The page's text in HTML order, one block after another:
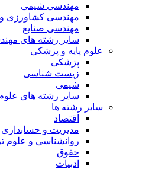
مهندسی شیمی
مهندسی کشاورزی
مهندسی صنایع
سایر رشته های
علوم پایه و پزشکی
پزشکی
زیست شناسی
شیمی
سایر رشته های علوم
سایر رشته ها
اقتصاد
مدیریت و حسابداری
روانشناسی و علوم
حقوق
ادبیات